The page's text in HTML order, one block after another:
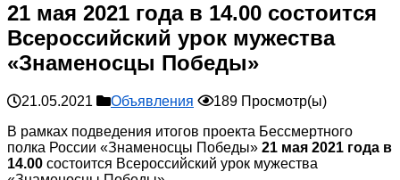
21 мая 2021 года в 14.00 состоится
Всероссийский урок мужества
«Знаменосцы Победы»
21.05.2021 Объявления
189 Просмотр(ы)
В рамках подведения итогов проекта Бессмертного
полка России «Знаменосцы Победы» 21 мая 2021 года в
14.00 состоится Всероссийский урок мужества